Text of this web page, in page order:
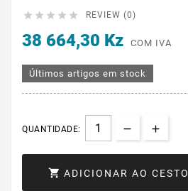
     REVIEW (0)
38 664,30 Kz COM IVA
Últimos artigos em stock
QUANTIDADE:
 ADICIONAR AO CESTO